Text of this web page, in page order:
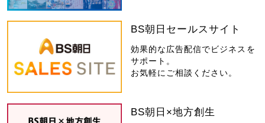
BS朝日セールスサイト
効果的な広告配信でビジネスを
サポート。
お気軽にご相談ください。
BS朝日×地方創生